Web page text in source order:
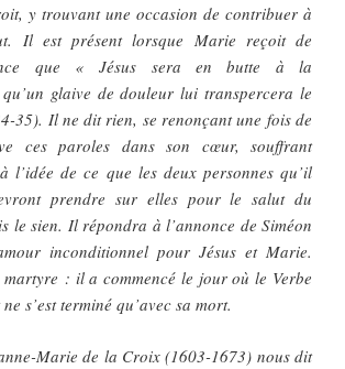
y trouvant une occasion de contribuer à
Il est présent lorsque Marie reçoit de
que « Jésus sera en butte à la
glaive de douleur lui transpercera le
35). Il ne dit rien, se renonçant une fois de
ces paroles dans son cœur, souffrant
l’idée de ce que les deux personnes qu’il
prendre sur elles pour le salut du
le sien. Il répondra à l’annonce de Siméon
inconditionnel pour Jésus et Marie.
martyre : il a commencé le jour où le Verbe
s’est terminé qu’avec sa mort.
Marie de la Croix (1603-1673) nous dit